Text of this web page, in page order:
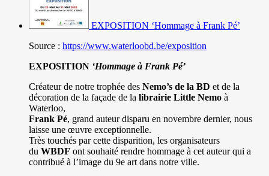
EXPOSITION ‘Hommage à Frank Pé’
Source : https://www.waterloobd.be/exposition
EXPOSITION ‘Hommage à Frank Pé’
Créateur de notre trophée des Nemo’s de la BD et de la
décoration de la façade de la librairie Little Nemo à
Waterloo,
Frank Pé, grand auteur disparu en novembre dernier, nous
laisse une œuvre exceptionnelle.
Très touchés par cette disparition, les organisateurs
du WBDF ont souhaité rendre hommage à cet auteur qui a
contribué à l’image du 9e art dans notre ville.